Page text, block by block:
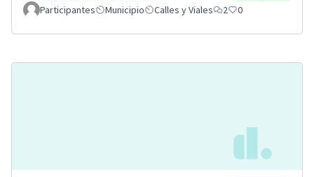
Participantes
Municipio Calles y Viales 2 0